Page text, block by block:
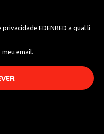
privacidade EDENRED a qual li
email.